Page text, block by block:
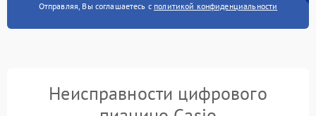
Отправляя, Вы соглашаетесь с политикой конфиденциальности
Неисправности цифрового